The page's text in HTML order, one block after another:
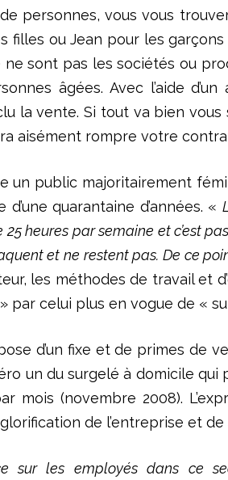
personnes, vous vous
ou Jean pour les
sont pas les sociétés ou
âgées. Avec l’aide
la vente. Si tout va bien
aisément rompre votre
un public majoritairement
quarantaine d’années. «
heures par semaine et c’est
et ne restent pas. De ce
les méthodes de travail et
celui plus en vogue de «
d’un fixe et de primes de
un du surgelé à domicile
mois (novembre 2008).
de l’entreprise et
sur les employés dans ce